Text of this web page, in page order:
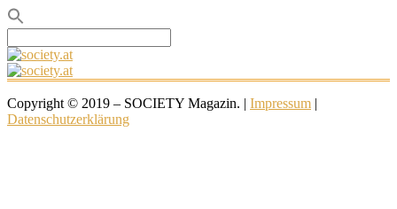
for:
Copyright © 2019 – SOCIETY Magazin. | Impressum |
Datenschutzerklärung